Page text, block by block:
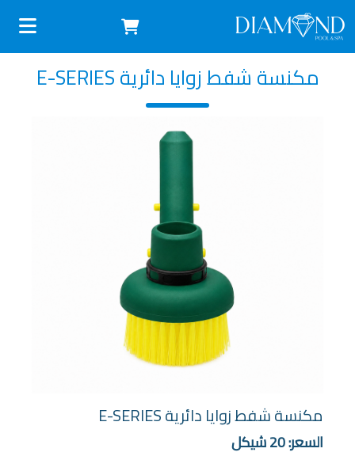
مكنسة شفط زوايا دائرية E-SERIES
مكنسة شفط زوايا دائرية E-SERIES
السعر:20شيكل